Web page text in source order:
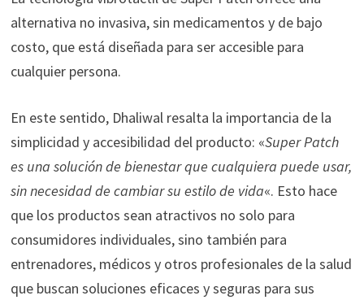
alternativa no invasiva, sin medicamentos y de bajo
costo, que está diseñada para ser accesible para
cualquier persona.
En este sentido, Dhaliwal resalta la importancia de la
simplicidad y accesibilidad del producto: «Super Patch
es una solución de bienestar que cualquiera puede usar,
sin necesidad de cambiar su estilo de vida«. Esto hace
que los productos sean atractivos no solo para
consumidores individuales, sino también para
entrenadores, médicos y otros profesionales de la salud
que buscan soluciones eficaces y seguras para sus